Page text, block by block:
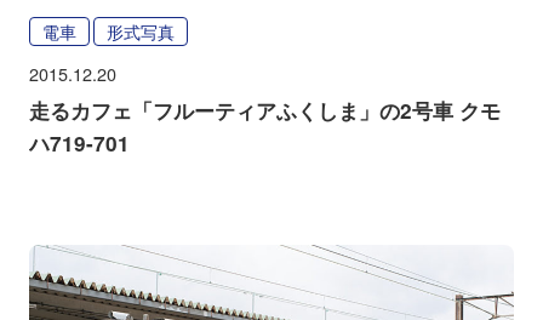
電車 形式写真
2015.12.20
走るカフェ「フルーティアふくしま」の2号車 クモ
ハ719-701